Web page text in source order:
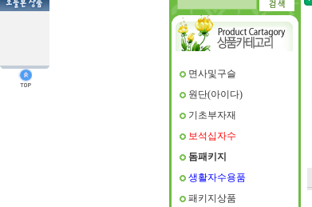
면사및구슬
원단(아이다)
기초부자재
보석십자수
돔패키지
생활자수용품
패키지상품